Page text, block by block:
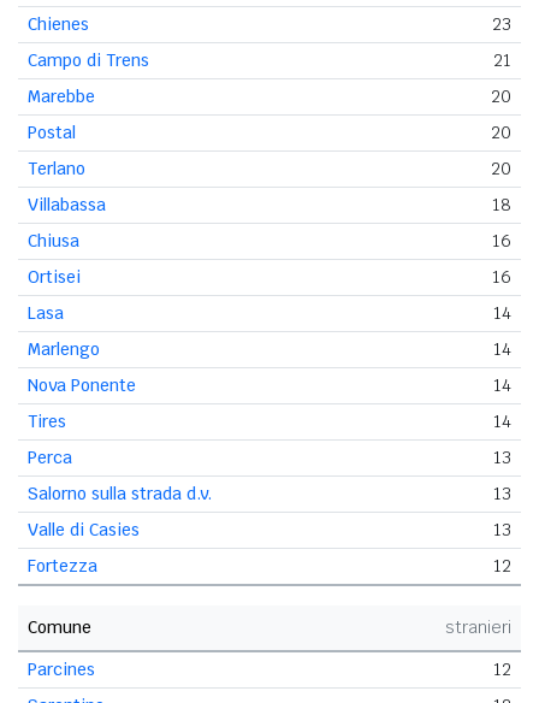
Chienes
23
Campo di Trens
21
Marebbe
20
Postal
20
Terlano
20
Villabassa
18
Chiusa
16
Ortisei
16
Lasa
14
Marlengo
14
Nova Ponente
14
Tires
14
Perca
13
Salorno sulla strada d.v.
13
Valle di Casies
13
Fortezza
12
Comune
stranieri
Parcines
12